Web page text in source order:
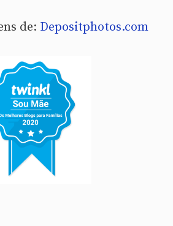
de: Depositphotos.com